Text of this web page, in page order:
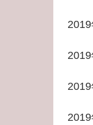
2019
2019
2019
2019